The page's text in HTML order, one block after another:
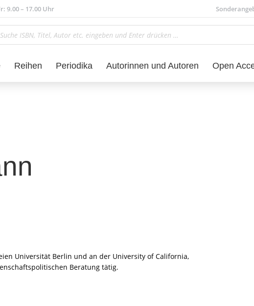
9.00 – 17.00 Uhr
Reihen Periodika Autorinnen und Autoren Open
Universität Berlin und an der University of California,
Beratung tätig.